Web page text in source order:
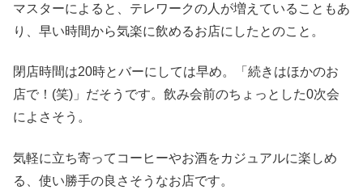
マスターによると、テレワークの人が増えていることもあ
り、早い時間から気楽に飲めるお店にしたとのこと。
閉店時間は20時とバーにしては早め。「続きはほかのお
店で！(笑)」だそうです。飲み会前のちょっとした0次会
によさそう。
気軽に立ち寄ってコーヒーやお酒をカジュアルに楽しめ
る、使い勝手の良さそうなお店です。